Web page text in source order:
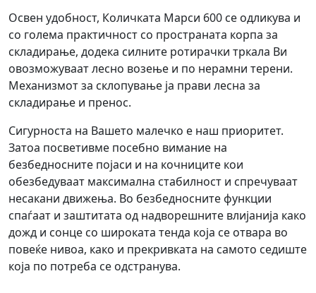
Освен удобност, Количката Марси 600 се одликува и
со голема практичност со пространата корпа за
складирање, додека силните ротирачки тркала Ви
овозможуваат лесно возење и по нерамни терени.
Механизмот за склопување ја прави лесна за
складирање и пренос.
Сигурноста на Вашето малечко е наш приоритет.
Затоа посветивме посебно вимание на
безбедносните појаси и на кочниците кои
обезбедуваат максимална стабилност и спречуваат
несакани движења. Во безбедносните функции
спаѓаат и заштитата од надворешните влијанија како
дожд и сонце со широката тенда која се отвара во
повеќе нивоа, како и прекривката на самото седиште
која по потреба се одстранува.